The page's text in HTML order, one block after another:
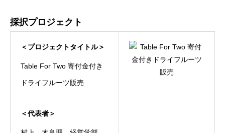
採択プロジェクト
＜プロジェクトタイトル＞
Table For Two 寄付金付き
ドライフルーツ販売
＜代表者＞